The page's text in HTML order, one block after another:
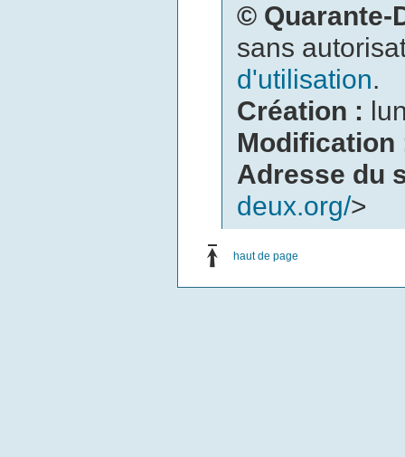
© Quarante-
sans
d'utilisation.
Création :
Adresse du
deux.org/>
haut de page